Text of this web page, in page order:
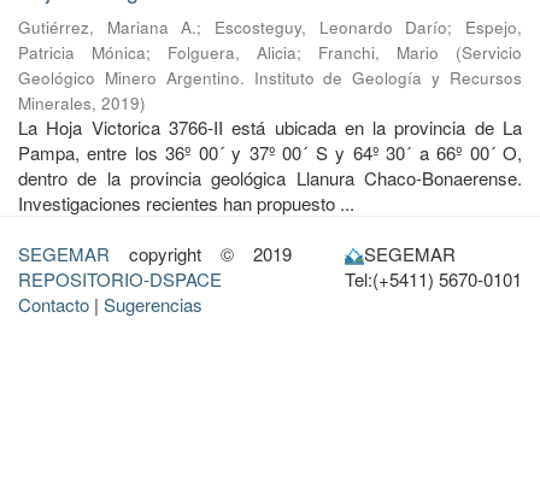
Gutiérrez, Mariana A.; Escosteguy, Leonardo Darío; Espejo,
Patricia Mónica; Folguera, Alicia; Franchi, Mario (Servicio
Geológico Minero Argentino. Instituto de Geología y Recursos
Minerales, 2019)
La Hoja Victorica 3766-II está ubicada en la provincia de La
Pampa, entre los 36º 00´ y 37º 00´ S y 64º 30´ a 66º 00´ O,
dentro de la provincia geológica Llanura Chaco-Bonaerense.
Investigaciones recientes han propuesto ...
SEGEMAR copyright © 2019
REPOSITORIO-DSPACE
Contacto | Sugerencias
SEGEMAR
Tel:(+5411) 5670-0101